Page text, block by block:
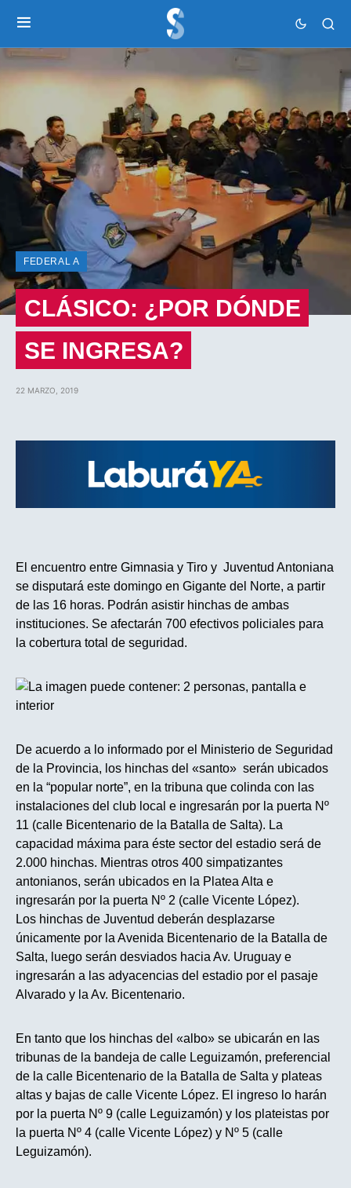
FEDERAL A
CLÁSICO: ¿POR DÓNDE
SE INGRESA?
22 MARZO, 2019
El encuentro entre Gimnasia y Tiro y Juventud Antoniana
se disputará este domingo en Gigante del Norte, a partir
de las 16 horas. Podrán asistir hinchas de ambas
instituciones. Se afectarán 700 efectivos policiales para
la cobertura total de seguridad.
De acuerdo a lo informado por el Ministerio de Seguridad
de la Provincia, los hinchas del «santo» serán ubicados
en la “popular norte”, en la tribuna que colinda con las
instalaciones del club local e ingresarán por la puerta Nº
11 (calle Bicentenario de la Batalla de Salta). La
capacidad máxima para éste sector del estadio será de
2.000 hinchas. Mientras otros 400 simpatizantes
antonianos, serán ubicados en la Platea Alta e
ingresarán por la puerta Nº 2 (calle Vicente López).
Los hinchas de Juventud deberán desplazarse
únicamente por la Avenida Bicentenario de la Batalla de
Salta, luego serán desviados hacia Av. Uruguay e
ingresarán a las adyacencias del estadio por el pasaje
Alvarado y la Av. Bicentenario.
En tanto que los hinchas del «albo» se ubicarán en las
tribunas de la bandeja de calle Leguizamón, preferencial
de la calle Bicentenario de la Batalla de Salta y plateas
altas y bajas de calle Vicente López. El ingreso lo harán
por la puerta Nº 9 (calle Leguizamón) y los plateistas por
la puerta Nº 4 (calle Vicente López) y Nº 5 (calle
Leguizamón).